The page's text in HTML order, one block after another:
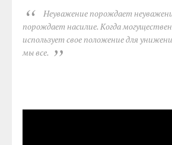
Неуважение порождает
порождает насилие. Когда
использует свое положение для
мы все.